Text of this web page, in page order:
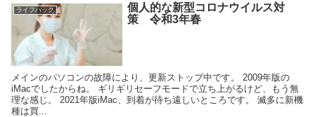
ライフハック
個人的な新型コロナウイルス対
策 令和3年春
メインのパソコンの故障により、更新ストップ中です。 2009年版の
iMacでしたからね。 ギリギリセーフモードで立ち上がるけど、もう無
理な感じ。 2021年版iMac、到着が待ち遠しいところです。 滅多に新機
種は買...